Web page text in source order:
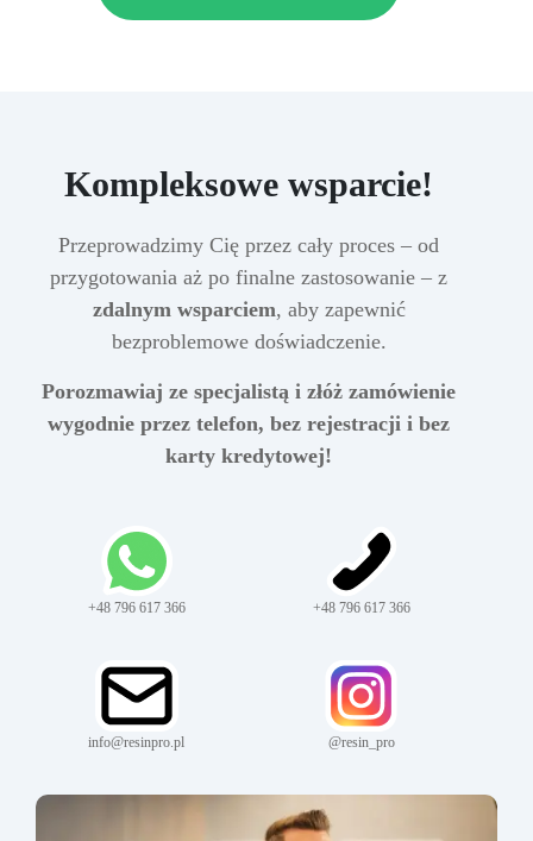
Kompleksowe wsparcie!
Przeprowadzimy Cię przez cały proces – od
przygotowania aż po finalne zastosowanie – z
zdalnym wsparciem, aby zapewnić
bezproblemowe doświadczenie.
Porozmawiaj ze specjalistą i złóż zamówienie
wygodnie przez telefon, bez rejestracji i bez
karty kredytowej!
+48 796 617 366 +48 796 617 366
info@resinpro.pl @resin_pro